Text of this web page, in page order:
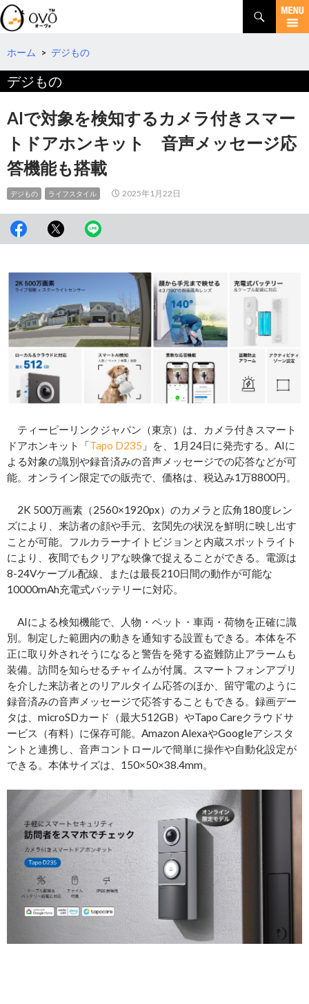
検
索
コ
テ
ツ
へ
動
ホーム > デジもの
デジもの
AIで対象を検知するカメラ付きスマー
トドアホンキット 音声メッセージ応
答機能も搭載
デジもの ライフスタイル 2025年1月22日
ティーピーリンクジャパン（東京）は、カメラ付きスマート
ドアホンキット「Tapo D235 」を、1月24日に発売する。AIに
よる対象の識別や録音済みの音声メッセージでの応答などが可
能。オンライン限定での販売で、価格は、税込み1万8800円。
2K 500万画素（2560×1920px）のカメラと広角180度レン
ズにより、来訪者の顔や手元、玄関先の状況を鮮明に映し出す
ことが可能。フルカラーナイトビジョンと内蔵スポットライト
により、夜間でもクリアな映像で捉えることができる。電源は
8-24Vケーブル配線、または最長210日間の動作が可能な
10000mAh充電式バッテリーに対応。
AIによる検知機能で、人物・ペット・車両・荷物を正確に識
別。制定した範囲内の動きを通知する設置もできる。本体を不
正に取り外されそうになると警告を発する盗難防止アラームも
装備。訪問を知らせるチャイムが付属。スマートフォンアプリ
を介した来訪者とのリアルタイム応答のほか、留守電のように
録音済みの音声メッセージで応答することもできる。録画デー
タは、microSDカード（最大512GB）やTapo Careクラウドサ
ービス（有料）に保存可能。Amazon AlexaやGoogleアシスタ
ントと連携し、音声コントロールで簡単に操作や自動化設定が
できる。本体サイズは、150×50×38.4mm。